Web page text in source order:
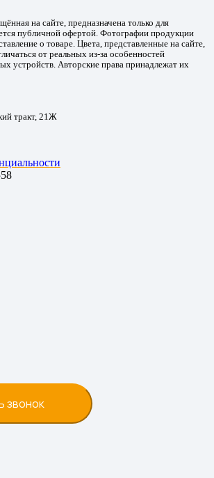
на сайте, предназначена только для
публичной офертой. Фотографии продукции
о товаре. Цвета, представленные на сайте,
от реальных из-за особенностей
устройств. Авторские права принадлежат их
тракт, 21Ж
звонок